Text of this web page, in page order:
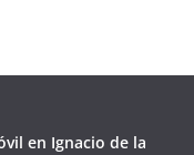
en Ignacio de la